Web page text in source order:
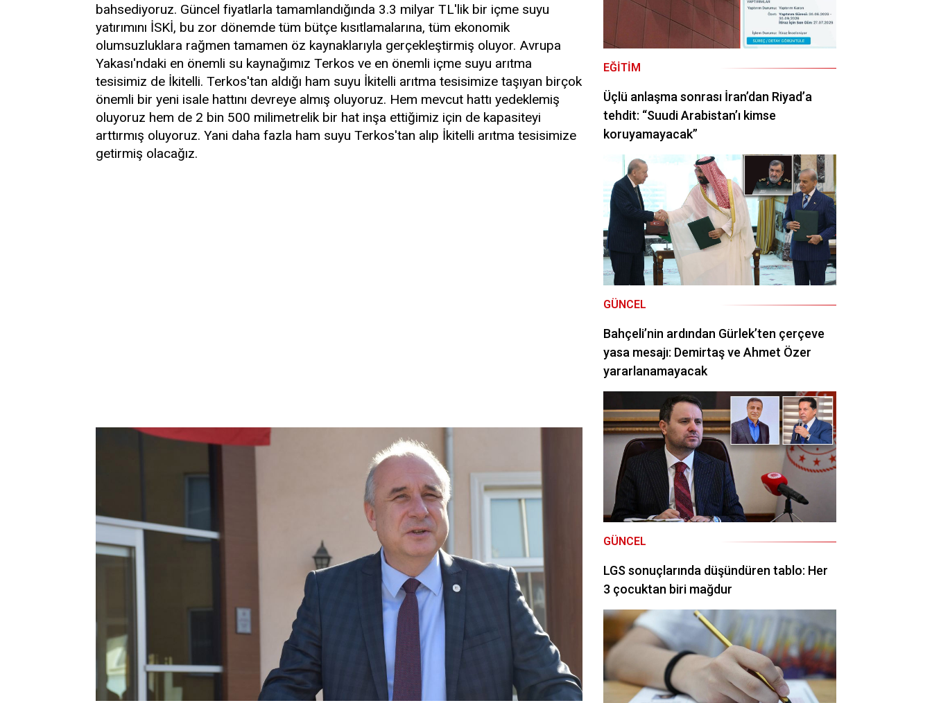
bahsediyoruz. Güncel fiyatlarla tamamlandığında 3.3 milyar TL'lik bir içme suyu
yatırımını İSKİ, bu zor dönemde tüm bütçe kısıtlamalarına, tüm ekonomik
olumsuzluklara rağmen tamamen öz kaynaklarıyla gerçekleştirmiş oluyor. Avrupa
Yakası'ndaki en önemli su kaynağımız Terkos ve en önemli içme suyu arıtma
tesisimiz de İkitelli. Terkos'tan aldığı ham suyu İkitelli arıtma tesisimize taşıyan birçok
önemli bir yeni isale hattını devreye almış oluyoruz. Hem mevcut hattı yedeklemiş
oluyoruz hem de 2 bin 500 milimetrelik bir hat inşa ettiğimiz için de kapasiteyi
arttırmış oluyoruz. Yani daha fazla ham suyu Terkos'tan alıp İkitelli arıtma tesisimize
getirmiş olacağız.
EĞITIM
Üçlü anlaşma sonrası İran’dan Riyad’a
tehdit: “Suudi Arabistan’ı kimse
koruyamayacak”
GÜNCEL
Bahçeli’nin ardından Gürlek’ten çerçeve
yasa mesajı: Demirtaş ve Ahmet Özer
yararlanamayacak
GÜNCEL
LGS sonuçlarında düşündüren tablo: Her
3 çocuktan biri mağdur